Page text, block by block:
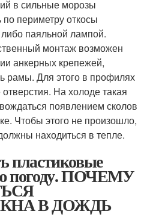
в сильные морозы
по периметру откосы
паяльной лампой.
монтаж возможен
анкерных крепежей,
рамы. Для этого в профилях
На холоде такая
появлением сколов
Чтобы этого не произошло,
находиться в тепле.
пластиковые
погоду. ПОЧЕМУ
В ДОЖДЬ